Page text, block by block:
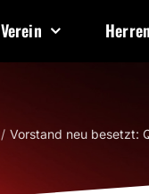
Verein Herren
Vorstand neu besetzt: